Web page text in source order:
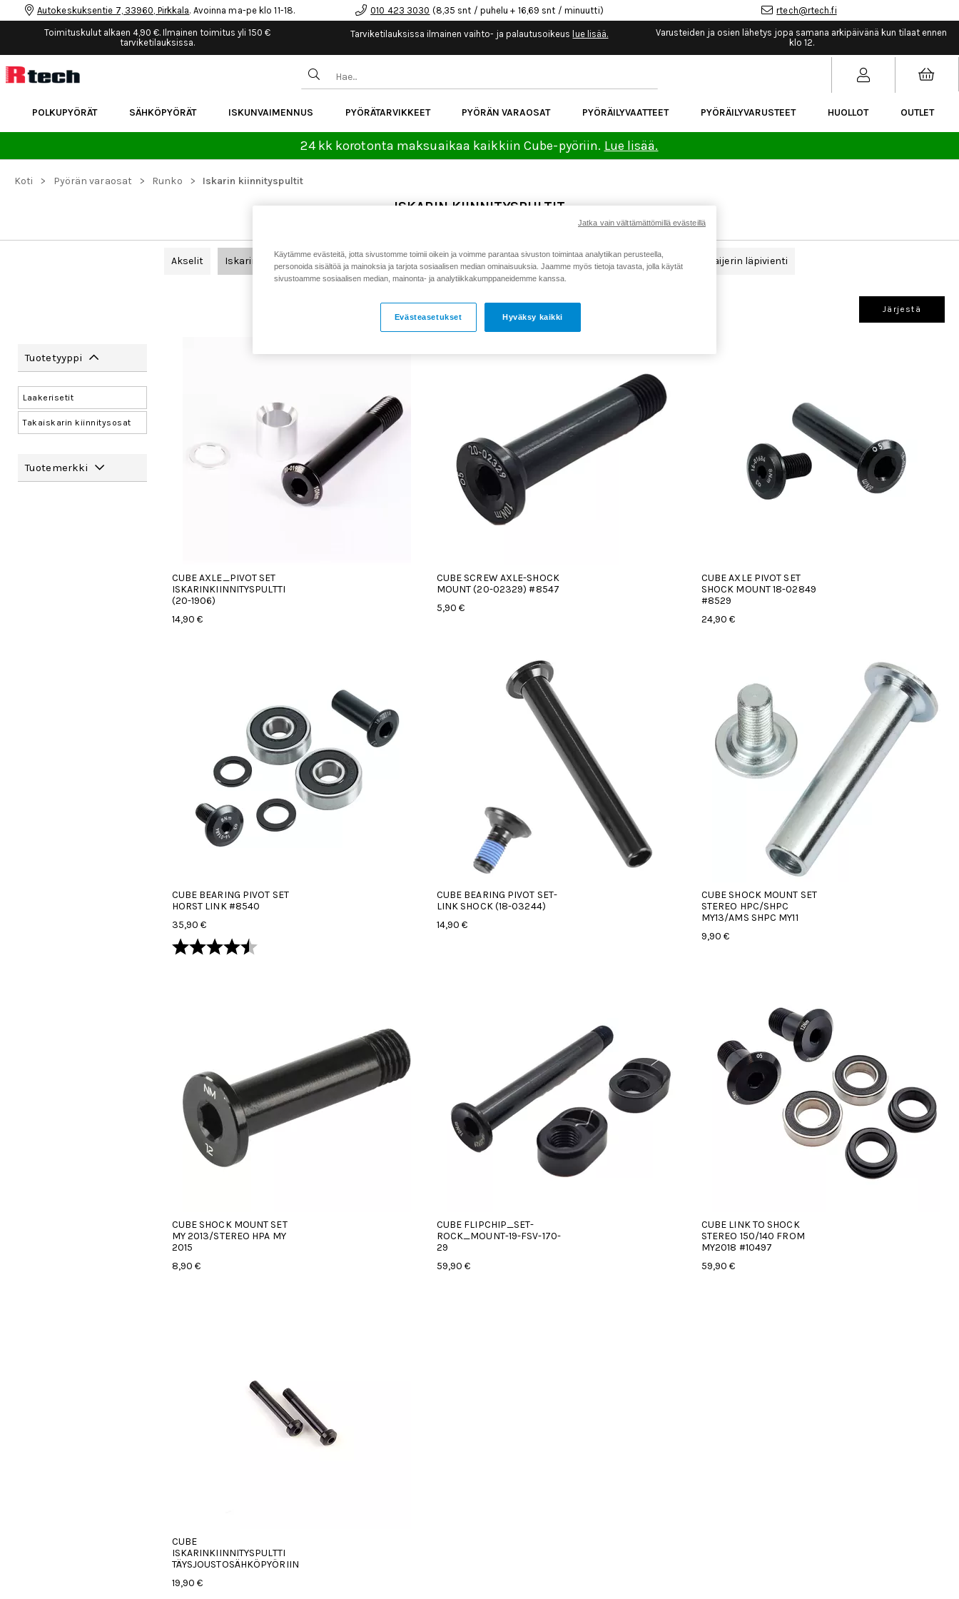
Autokeskuksentie 7, 33960, Pirkkala. Avoinna ma-pe klo 11-18. 010 423 3030 (8,35 snt / puhelu + 16,69 snt / minuutti) rtech@rtech.fi
Toimituskulut alkaen 4,90 €. Ilmainen toimitus yli 150 €
tarviketilauksissa.
Tarviketilauksissa ilmainen vaihto- ja palautusoikeus lue lisää.
Varusteiden ja osien lähetys jopa samana arkipäivänä kun tilaat ennen
klo 12.
POLKUPYÖRÄT SÄHKÖPYÖRÄT ISKUNVAIMENNUS PYÖRÄTARVIKKEET PYÖRÄN VARAOSAT PYÖRÄILYVAATTEET PYÖRÄILYVARUSTEET HUOLLOT OUTLET
24 kk korotonta maksuaikaa kaikkiin Cube-pyöriin. Lue lisää.
Koti > Pyörän varaosat > Runko > Iskarin kiinnityspultit
ISKARIN KIINNITYSPULTIT
Akselit Iskarin kiinnityspultit Ohjainlaakerit Takahaarukan laakerit Takavaihtajan korvakkeet Vaijerin läpivienti
Järjestä
Tuotetyyppi
Laakerisetit
Takaiskarin kiinnitysosat
Tuotemerkki
CUBE AXLE_PIVOT SET
ISKARINKIINNITYSPULTTI
(20-1906)
14,90 €
CUBE SCREW AXLE-SHOCK
MOUNT (20-02329) #8547
5,90 €
CUBE AXLE PIVOT SET
SHOCK MOUNT 18-02849
#8529
24,90 €
CUBE BEARING PIVOT SET
HORST LINK #8540
35,90 €
Arvio: 4.5 5:sta tähdestä
CUBE BEARING PIVOT SET-
LINK SHOCK (18-03244)
14,90 €
CUBE SHOCK MOUNT SET
STEREO HPC/SHPC
MY13/AMS SHPC MY11
9,90 €
CUBE SHOCK MOUNT SET
MY 2013/STEREO HPA MY
2015
8,90 €
CUBE FLIPCHIP_SET-
ROCK_MOUNT-19-FSV-170-
29
59,90 €
CUBE LINK TO SHOCK
STEREO 150/140 FROM
MY2018 #10497
59,90 €
CUBE
ISKARINKIINNITYSPULTTI
TÄYSJOUSTOSÄHKÖPYÖRIIN
19,90 €
Käytämme evästeitä, jotta sivustomme toimii oikein ja voimme parantaa sivuston toimintaa analytiikan perusteella,
personoida sisältöä ja mainoksia ja tarjota sosiaalisen median ominaisuuksia. Jaamme myös tietoja tavasta, jolla käytät
sivustoamme sosiaalisen median, mainonta- ja analytiikkakumppaneidemme kanssa.
Hyväksy kaikki
Evästeasetukset
Jatka vain välttämättömillä evästeillä